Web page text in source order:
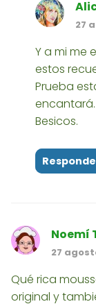
27
Y a mi me
estos
Prueba
encantará.
Besicos.
Noemí
27
Qué rica
original y